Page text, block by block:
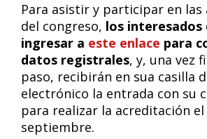
Para asistir y participar en las
del congreso, los interesados
ingresar a este enlace para
datos registrales, y, una vez
paso, recibirán en sua casilla
electrónico la entrada con su
para realizar la acreditación el
septiembre.